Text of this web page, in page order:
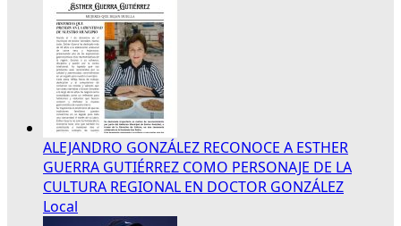
ALEJANDRO GONZÁLEZ RECONOCE A ESTHER
GUERRA GUTIÉRREZ COMO PERSONAJE DE LA
CULTURA REGIONAL EN DOCTOR GONZÁLEZ
Local